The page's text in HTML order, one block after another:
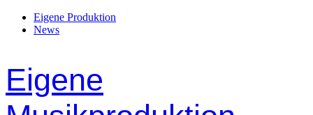
Eigene Produktion
News
Eigene